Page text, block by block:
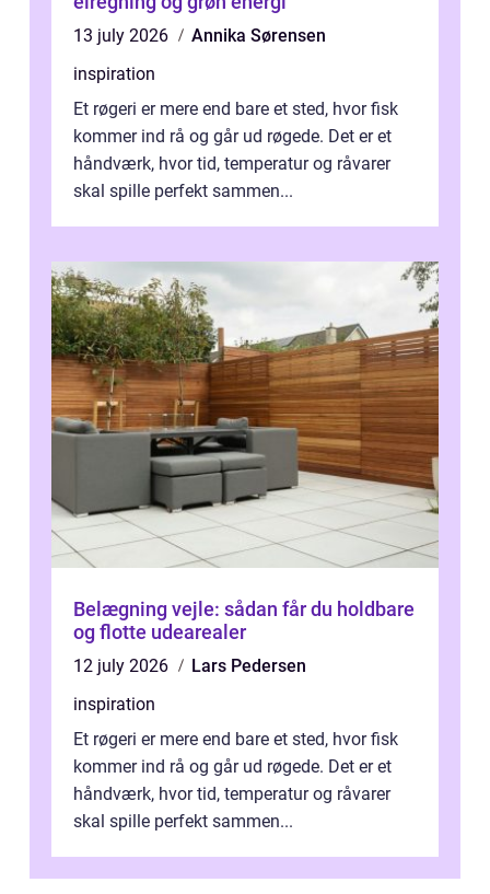
13 july 2026
Annika Sørensen
inspiration
Et røgeri er mere end bare et sted, hvor fisk
kommer ind rå og går ud røgede. Det er et
håndværk, hvor tid, temperatur og råvarer
skal spille perfekt sammen...
Belægning vejle: sådan får du holdbare
og flotte udearealer
12 july 2026
Lars Pedersen
inspiration
Et røgeri er mere end bare et sted, hvor fisk
kommer ind rå og går ud røgede. Det er et
håndværk, hvor tid, temperatur og råvarer
skal spille perfekt sammen...